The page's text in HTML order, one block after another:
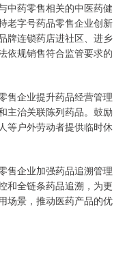
药零售相关的中医药健
老字号药品零售企业创新
牌连锁药店进社区、进乡
依规销售符合监管要求的
企业提升药品经营管理
主治关联陈列药品。鼓励
等户外劳动者提供临时休
企业加强药品追溯管理
和全链条药品追溯，为更
场景，推动医药产品的优